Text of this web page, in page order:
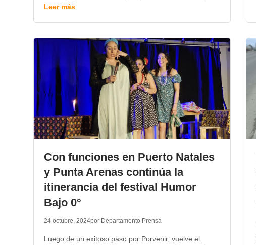
Leer más
Con funciones en Puerto Natales
y Punta Arenas continúa la
itinerancia del festival Humor
Bajo 0°
24 octubre, 2024por Departamento Prensa
Luego de un exitoso paso por Porvenir, vuelve el